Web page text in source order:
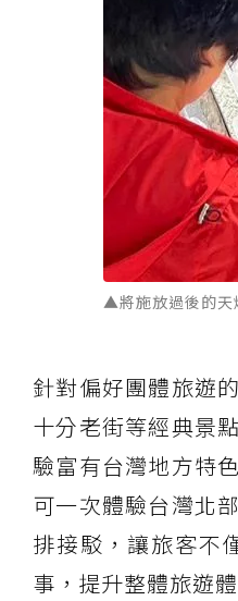
▲將施放過後的天
針對偏好團體旅遊
十分老街等經典景
驗富有台灣地方特
可一次體驗台灣北
排接駁，讓旅客不
事，提升整體旅遊體